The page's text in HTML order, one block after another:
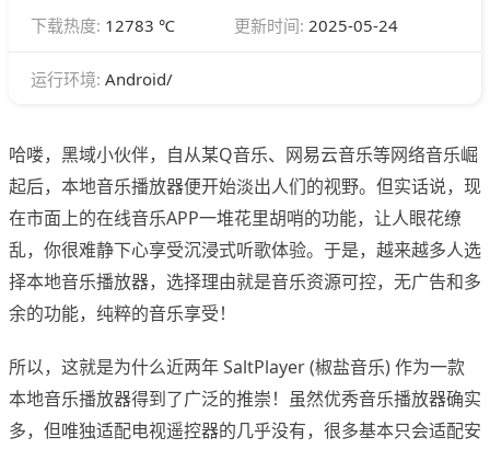
下载热度: 12783 ℃ 更新时间: 2025-05-24
运行环境: Android/
哈喽，黑域小伙伴，自从某Q音乐、网易云音乐等网络音乐崛
起后，本地音乐播放器便开始淡出人们的视野。但实话说，现
在市面上的在线音乐APP一堆花里胡哨的功能，让人眼花缭
乱，你很难静下心享受沉浸式听歌体验。于是，越来越多人选
择本地音乐播放器，选择理由就是音乐资源可控，无广告和多
余的功能，纯粹的音乐享受！
所以，这就是为什么近两年 SaltPlayer (椒盐音乐) 作为一款
本地音乐播放器得到了广泛的推崇！虽然优秀音乐播放器确实
多，但唯独适配电视遥控器的几乎没有，很多基本只会适配安